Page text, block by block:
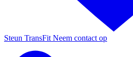
Steun TransFit Neem contact op